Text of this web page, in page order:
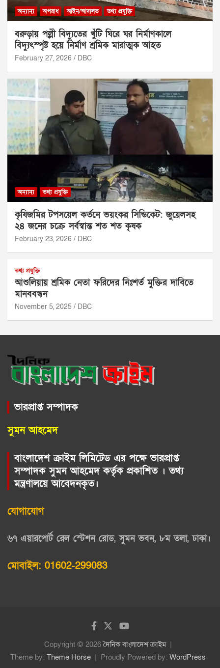
অন্যান্য অপরাধ আইন/আদালত তথ্য প্রযুক্তি
বরুড়ায় পল্লী বিদ্যুতের খুঁটি ঘিরে ঘর নির্মাণকালে
বিদ্যুৎস্পৃষ্ট হয়ে নির্মাণ শ্রমিক মারাত্মক আহত
February 27, 2026 DBC
অন্যান্য তথ্য প্রযুক্তি
কৃষিজমির টপসয়েল কর্তনে ভয়ংকর সিন্ডিকেট: জুয়েলসহ
২৪ জনের চক্রে সর্বস্বান্ত শত শত কৃষক
February 23, 2026 DBC
তথ্য প্রযুক্তি
আশুলিয়ায় শ্রমিক নেতা ফরিদের নিঃশর্ত মুক্তির দাবিতে
মানববন্ধন
November 5, 2025 DBC
ভারপ্রাপ্ত সম্পাদক
সুমন আহমেদ
বাংলাদেশ ক্রাইম লিমিটেড এর পক্ষে ভারপ্রাপ্ত
সম্পাদক সুমন আহমেদ কর্তৃক প্রকাশিত । তথ্য
মন্ত্রণালয়ে আবেদনকৃত।
যোগাযোগ
৬৭ এয়ারপোর্ট রেল স্টেশন রোড, সুমন ভবন, ৮ম তলা, ঢাকা।
মোবাইল: 01602-299083
Copyright © 2026দৈনিক বাংলাদেশ ক্রাইম
Theme by: Theme Horse Proudly Powered by: WordPress